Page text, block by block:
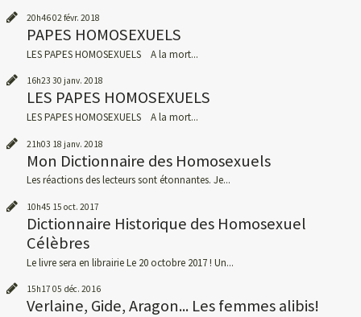
20h4602févr. 2018
PAPES HOMOSEXUELS
LES PAPES HOMOSEXUELS A la mort...
16h23 30 janv. 2018
LES PAPES HOMOSEXUELS
LES PAPES HOMOSEXUELS A la mort...
21h03 18 janv. 2018
Mon Dictionnaire des Homosexuels
Les réactions des lecteurs sont étonnantes. Je...
10h45 15 oct. 2017
Dictionnaire Historique des Homosexuel
Célèbres
Le livre sera en librairie Le 20 octobre 2017 ! Un...
15h17 05 déc. 2016
Verlaine, Gide, Aragon... Les femmes alibis!